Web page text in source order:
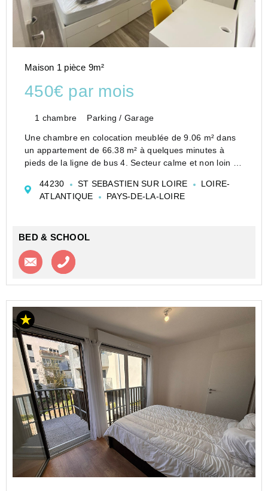
Maison 1 pièce 9m²
450€ par mois
1 chambre Parking / Garage
Une chambre en colocation meublée de 9.06 m² dans
un appartement de 66.38 m² à quelques minutes à
pieds de la ligne de bus 4. Secteur calme et non loin du
Entièrement meublé et équipé. Récemment rénové,
BBC et confort thermique assuré.
44230 ST SEBASTIEN SUR LOIRE
LOIRE-
ATLANTIQUE
PAYS-DE-LA-LOIRE
BED & SCHOOL
Contacter l'agence